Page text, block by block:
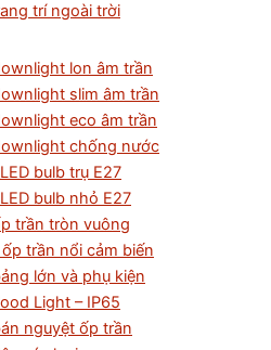
trí ngoài trời
lon âm trần
slim âm trần
eco âm trần
chống nước
bulb trụ E27
bulb nhỏ E27
trần tròn vuông
trần nổi cảm biến
lớn và phụ kiện
Light – IP65
nguyệt ốp trần